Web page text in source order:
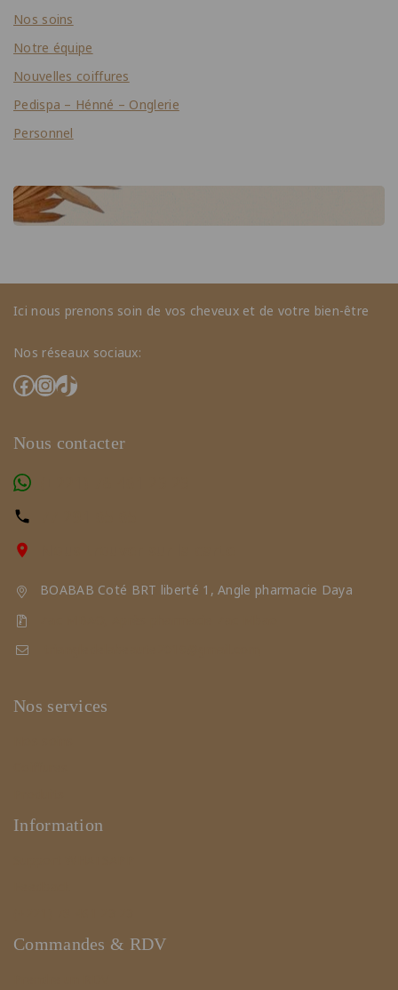
Nos soins
Notre équipe
Nouvelles coiffures
Pedispa – Hénné – Onglerie
Personnel
Ici nous prenons soin de vos cheveux et de votre bien-être
Nos réseaux sociaux:
Nous contacter
BOABAB Coté BRT liberté 1, Angle pharmacie Daya
Nos services
Information
Commandes & RDV